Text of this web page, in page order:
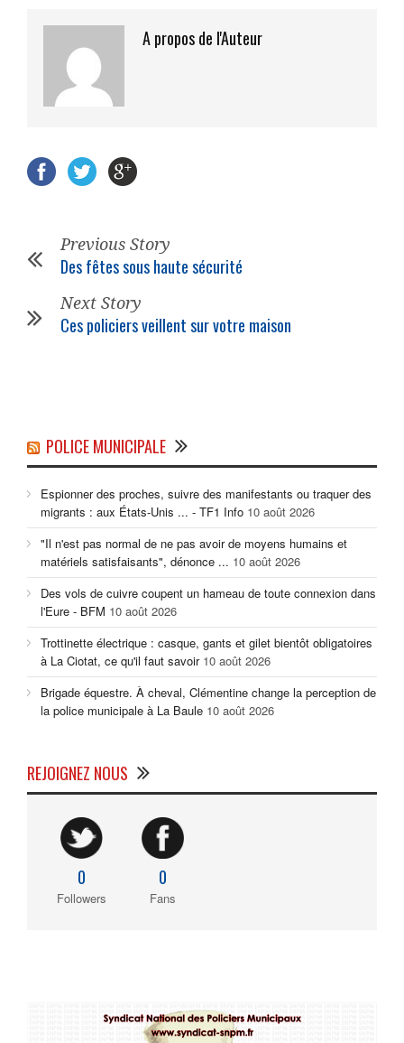
A propos de l'Auteur
Previous Story
Des fêtes sous haute sécurité
Next Story
Ces policiers veillent sur votre maison
POLICE MUNICIPALE
Espionner des proches, suivre des manifestants ou traquer des
migrants : aux États-Unis ... - TF1 Info 10 août 2026
"Il n'est pas normal de ne pas avoir de moyens humains et
matériels satisfaisants", dénonce ... 10 août 2026
Des vols de cuivre coupent un hameau de toute connexion dans
l'Eure - BFM 10 août 2026
Trottinette électrique : casque, gants et gilet bientôt obligatoires
à La Ciotat, ce qu'il faut savoir 10 août 2026
Brigade équestre. À cheval, Clémentine change la perception de
la police municipale à La Baule 10 août 2026
REJOIGNEZ NOUS
0
Followers
0
Fans